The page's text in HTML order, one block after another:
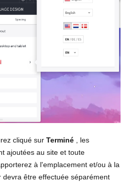
cliqué sur Terminé , les
ajoutées au site et toute
à l'emplacement et/ou à la
devra être effectuée séparément